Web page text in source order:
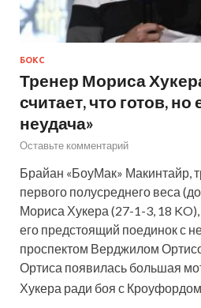
БОКС
Тренер Мориса
считает, что готов, но
неудача»
Оставьте комментарий
Брайан «БоуМак» Макинтайр,
первого полусреднего веса
Мориса Хукера (27-1-3, 18
его предстоящий поединок с
проспектом Верджилом
Ортиса появилась большая
Хукера ради боя с